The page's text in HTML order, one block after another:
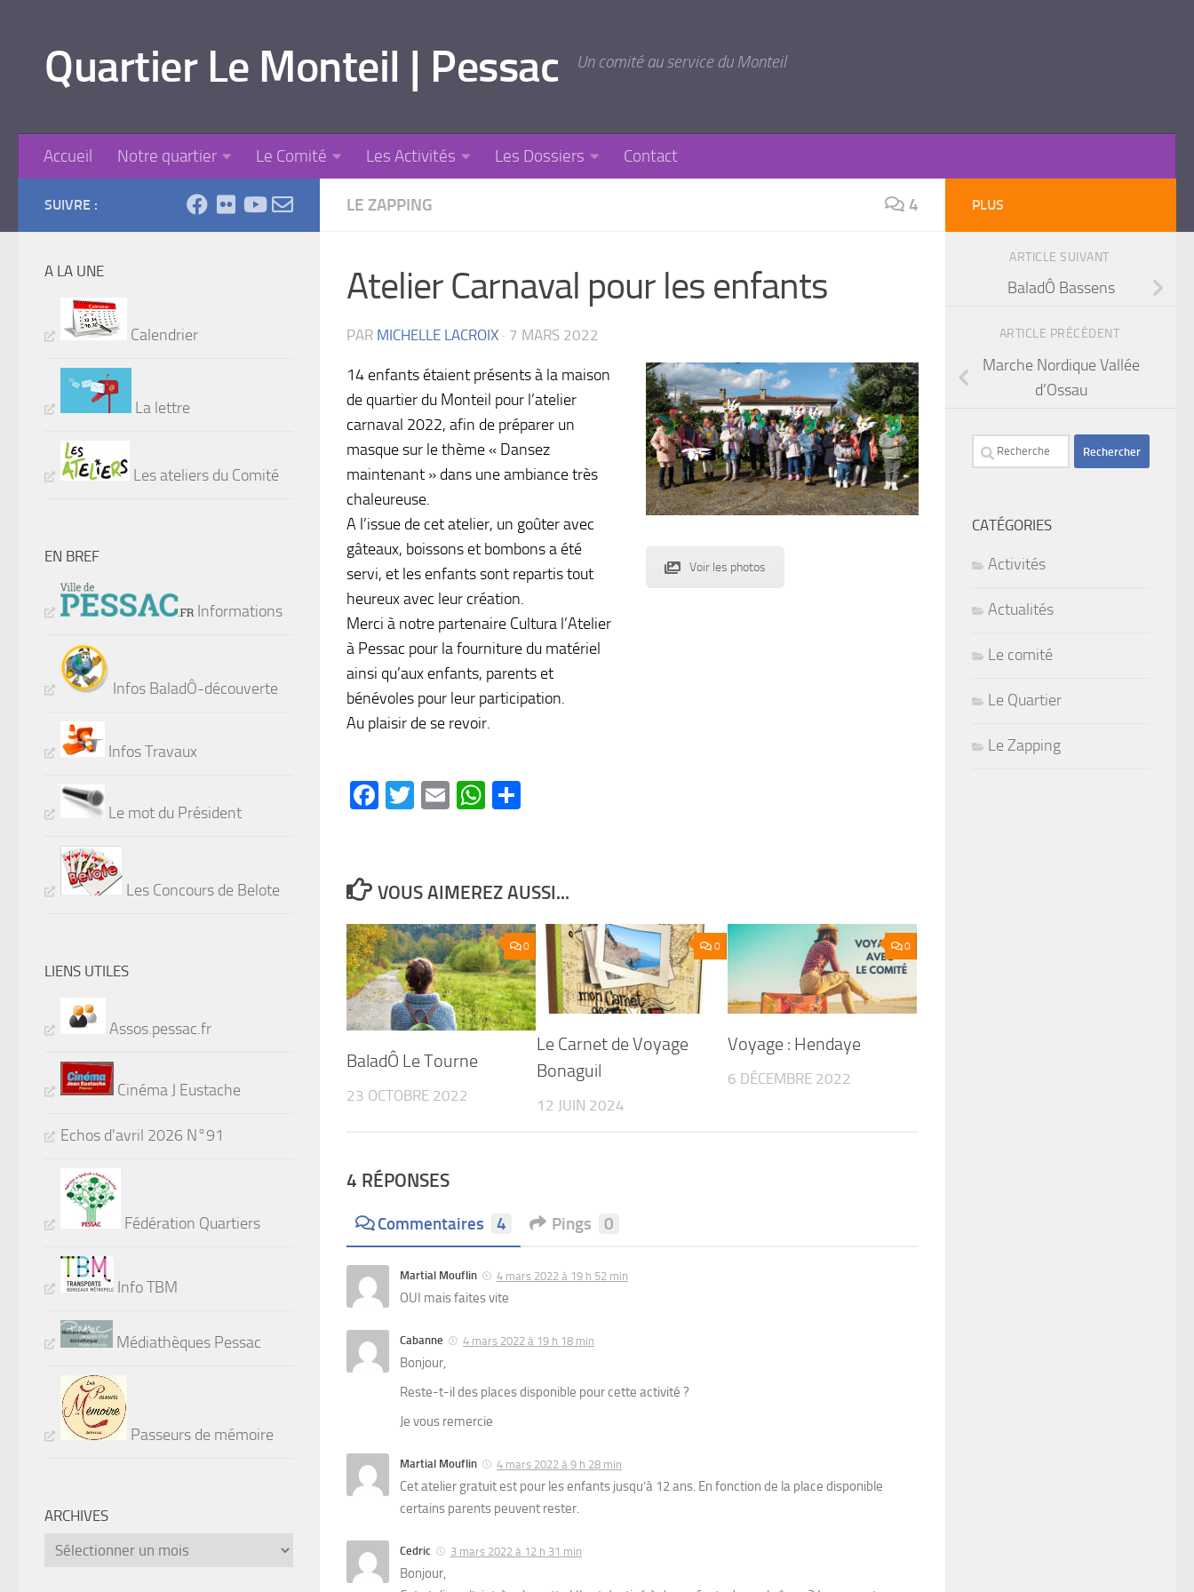
Quartier Le Monteil | Pessac Un comité au service du Monteil
Accueil Notre quartier Le Comité Les Activités Les Dossiers Contact
LE ZAPPING 4
Atelier Carnaval pour les enfants
PAR MICHELLE LACROIX · 7 MARS 2022
14 enfants étaient présents à la maison
de quartier du Monteil pour l’atelier
carnaval 2022, afin de préparer un
masque sur le thème « Dansez
maintenant » dans une ambiance très
chaleureuse.
A l’issue de cet atelier, un goûter avec
gâteaux, boissons et bombons a été
servi, et les enfants sont repartis tout
heureux avec leur création.
Merci à notre partenaire Cultura l’Atelier
à Pessac pour la fourniture du matériel
ainsi qu’aux enfants, parents et
bénévoles pour leur participation.
Au plaisir de se revoir.
Voir les photos
Facebook
Twitter
EmailWhatsApp
VOUS AIMEREZ AUSSI...
0
BaladÔ Le Tourne
23 OCTOBRE 2022
0
Le Carnet de Voyage
Bonaguil
12 JUIN 2024
0
Voyage : Hendaye
6 DÉCEMBRE 2022
4 RÉPONSES
Commentaires 4 Pings 0
Martial Mouflin 4 mars 2022 à 19 h 52 min
OUI mais faites vite
Cabanne 4 mars 2022 à 19 h 18 min
Bonjour,
Reste-t-il des places disponible pour cette activité ?
Je vous remercie
Martial Mouflin 4 mars 2022 à 9 h 28 min
Cet atelier gratuit est pour les enfants jusqu’à 12 ans. En fonction de la place disponible
certains parents peuvent rester.
Cedric 3 mars 2022 à 12 h 31 min
Bonjour,
SUIVRE :
A LA UNE
Calendrier
La lettre
Les ateliers du Comité
EN BREF
Informations
Infos BaladÔ-découverte
Infos Travaux
Le mot du Président
Les Concours de Belote
LIENS UTILES
Assos.pessac.fr
Cinéma J Eustache
Echos d'avril 2026 N°91
Fédération Quartiers
Info TBM
Médiathèques Pessac
Passeurs de mémoire
ARCHIVES
Archives
PLUS
ARTICLE SUIVANT
BaladÔ Bassens
ARTICLE PRÉCÉDENT
Marche Nordique Vallée
d’Ossau
Rechercher :
CATÉGORIES
Activités
Actualités
Le comité
Le Quartier
Le Zapping